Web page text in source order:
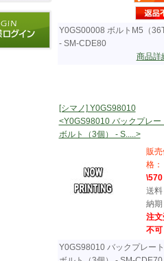
Y0GS00008 ボルトM5（
- SM-CDE80
商品
[シマノ] Y0GS98010
<Y0GS98010 バックプレー
ボルト（3個） - S.....>
販売
格：
\570
送
納
注
不可
Y0GS98010 バックプレー